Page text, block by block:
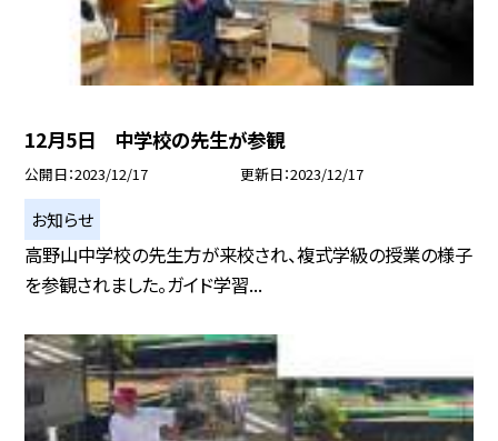
12月5日 中学校の先生が参観
公開日 2023/12/17 更新日 2023/12/17
お知らせ
高野山中学校の先生方が来校され、複式学級の授業の様子
を参観されました。ガイド学習...